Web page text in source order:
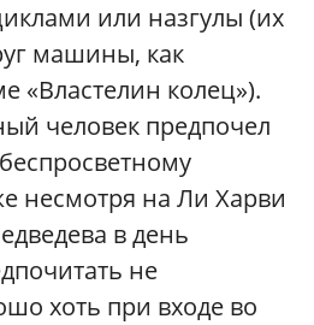
или назгулы (их
машины, как
«Властелин колец»).
человек предпочел
несмотря на Ли Харви
в день
не
хоть при входе во